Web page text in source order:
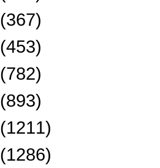
(367)
(453)
(782)
(893)
(1211)
(1286)